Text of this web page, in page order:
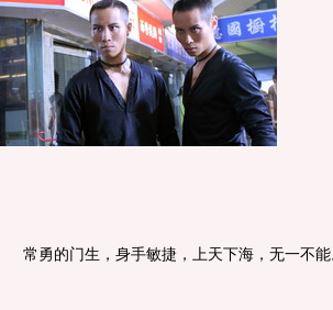
常勇的门生，身手敏捷，上天下海，无一不能